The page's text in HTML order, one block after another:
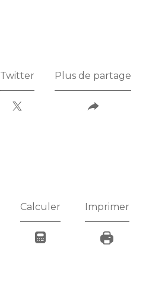
Twitter Plus de partage
Calculer Imprimer